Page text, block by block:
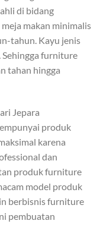
di bidang
makan minimalis
tahun. Kayu jenis
Sehingga furniture
tahan hingga
Jepara
produk
karena
dan
produk furniture
model produk
berbisnis furniture
pembuatan